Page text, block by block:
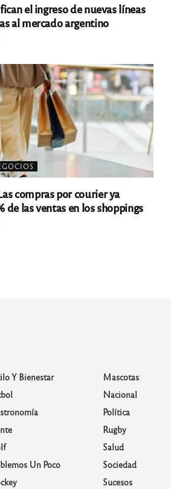
el ingreso de nuevas líneas
al mercado argentino
compras por courier ya
de las ventas en los shoppings
Y Bienestar
Un Poco
Mascotas
Nacional
Política
Rugby
Salud
Sociedad
Sucesos